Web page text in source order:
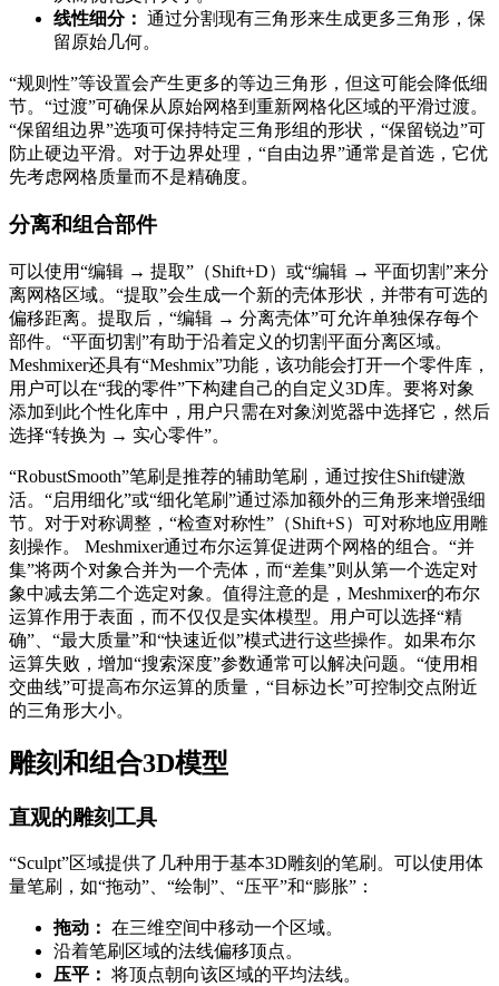
线性细分： 通过分割现有三角形来生成更多三角形，保
留原始几何。
“规则性”等设置会产生更多的等边三角形，但这可能会降低细
节。“过渡”可确保从原始网格到重新网格化区域的平滑过渡。
“保留组边界”选项可保持特定三角形组的形状，“保留锐边”可
防止硬边平滑。对于边界处理，“自由边界”通常是首选，它优
先考虑网格质量而不是精确度。
分离和组合部件
可以使用“编辑 → 提取”（Shift+D）或“编辑 → 平面切割”来分
离网格区域。“提取”会生成一个新的壳体形状，并带有可选的
偏移距离。提取后，“编辑 → 分离壳体”可允许单独保存每个
部件。“平面切割”有助于沿着定义的切割平面分离区域。
Meshmixer还具有“Meshmix”功能，该功能会打开一个零件库，
用户可以在“我的零件”下构建自己的自定义3D库。要将对象
添加到此个性化库中，用户只需在对象浏览器中选择它，然后
选择“转换为 → 实心零件”。
“RobustSmooth”笔刷是推荐的辅助笔刷，通过按住Shift键激
活。“启用细化”或“细化笔刷”通过添加额外的三角形来增强细
节。对于对称调整，“检查对称性”（Shift+S）可对称地应用雕
刻操作。 Meshmixer通过布尔运算促进两个网格的组合。“并
集”将两个对象合并为一个壳体，而“差集”则从第一个选定对
象中减去第二个选定对象。值得注意的是，Meshmixer的布尔
运算作用于表面，而不仅仅是实体模型。用户可以选择“精
确”、“最大质量”和“快速近似”模式进行这些操作。如果布尔
运算失败，增加“搜索深度”参数通常可以解决问题。“使用相
交曲线”可提高布尔运算的质量，“目标边长”可控制交点附近
的三角形大小。
雕刻和组合3D模型
直观的雕刻工具
“Sculpt”区域提供了几种用于基本3D雕刻的笔刷。可以使用体
量笔刷，如“拖动”、“绘制”、“压平”和“膨胀”：
拖动： 在三维空间中移动一个区域。
沿着笔刷区域的法线偏移顶点。
压平： 将顶点朝向该区域的平均法线。